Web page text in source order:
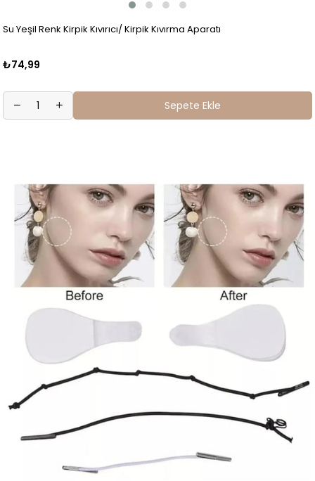
Su Yeşil Renk Kirpik Kıvırıcı/ Kirpik Kıvırma Aparatı
₺74,99
Sepete Ekle